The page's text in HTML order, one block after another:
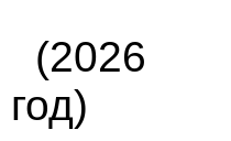
(2026
год)